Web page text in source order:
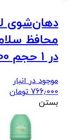
در 1 حجم 500 میلی‌لیتر(اورپای)
موجود در انبار
766٫000 تومان
بستن